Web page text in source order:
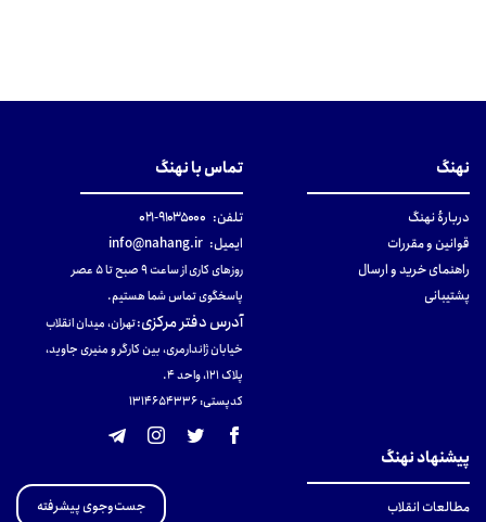
نهنگ
دربارهٔ نهنگ
قوانین و مقررات
راهنمای خرید و ارسال
پشتیبانی
تماس با نهنگ
تلفن: ۹۱۰۳۵۰۰۰-۰۲۱
ایمیل: info@nahang.ir
روزهای کاری از ساعت ۹ صبح تا ۵ عصر
پاسخگوی تماس شما هستیم.
آدرس دفتر مرکزی:تهران، میدان انقلاب
خیابان ژاندارمری، بین کارگر و منیری جاوید،
پلاک 121، واحد ۴.
کدپستی: 131465433۶
پیشنهاد نهنگ
مطالعات انقلاب
جست‌وجوی پیشرفته